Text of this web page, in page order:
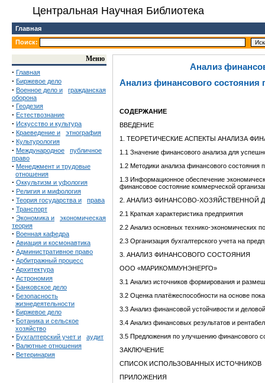
Центральная Научная Библиотека
Главная
Поиск:
Меню
· Главная
· Биржевое дело
· Военное дело и
гражданская
оборона
· Геодезия
· Естествознание
· Искусство и культура
· Краеведение и этнография
· Культурология
· Международное
публичное
право
· Менеджмент и трудовые
отношения
· Оккультизм и уфология
· Религия и мифология
· Теория государства и права
· Транспорт
· Экономика и
экономическая
теория
· Военная кафедра
· Авиация и космонавтика
· Административное право
· Арбитражный процесс
· Архитектура
· Астрономия
· Банковское дело
· Безопасность
жизнедеятельности
· Биржевое дело
· Ботаника и сельское
хозяйство
· Бухгалтерский учет и аудит
· Валютные отношения
· Ветеринария
Анализ
Анализ финансового состояния
СОДЕРЖАНИЕ
ВВЕДЕНИЕ
1. ТЕОРЕТИЧЕСКИЕ АСПЕКТЫ АНАЛИЗА
1.1 Значение финансового анализа для
1.2 Методики анализа финансового состояния
1.3 Информационное обеспечение
финансовое состояние коммерческой
2. АНАЛИЗ ФИНАНСОВО-ХОЗЯЙСТВЕННОЙ
2.1 Краткая характеристика предприятия
2.2 Анализ основных технико-экономических
2.3 Организация бухгалтерского учета на
3. АНАЛИЗ ФИНАНСОВОГО СОСТОЯНИЯ
ООО «МАРИКОММУНЭНЕРГО»
3.1 Анализ источников формирования и
3.2 Оценка платёжеспособности на основе
3.3 Анализ финансовой устойчивости и
3.4 Анализ финансовых результатов и
3.5 Предложения по улучшению финансового
ЗАКЛЮЧЕНИЕ
СПИСОК ИСПОЛЬЗОВАННЫХ ИСТОЧНИКОВ
ПРИЛОЖЕНИЯ